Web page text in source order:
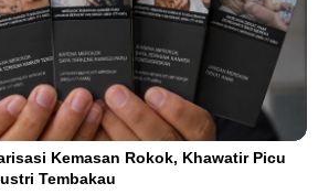
Kemasan Rokok, Khawatir Picu
Tembakau